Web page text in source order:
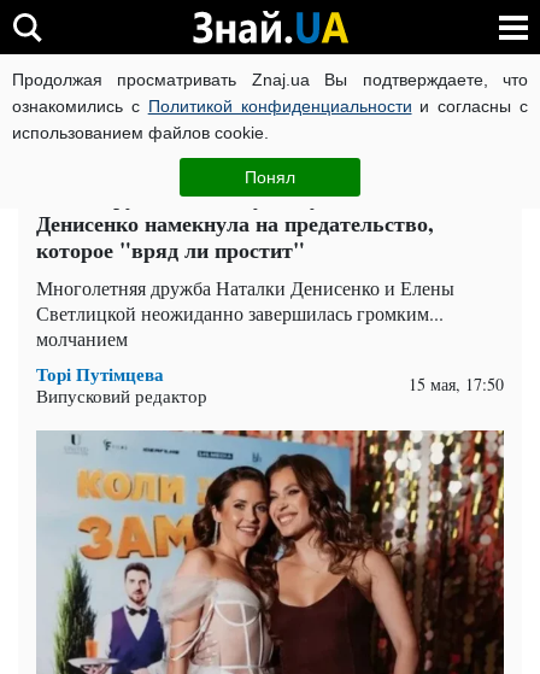
Продолжая просматривать Znaj.ua Вы подтверждаете, что
ознакомились с Политикой конфиденциальности и согласны с
использованием файлов cookie.
Понял
ВОЙНА РОССИИ ПРОТИВ УКРАИНЫ КОРОНАВИРУС В
Шоу-бизнес ЧИТАТИ УКРАЇНСЬКОЮ
18 лет дружбы - в никуда: кума Наталки
Денисенко намекнула на предательство,
которое "вряд ли простит"
Многолетняя дружба Наталки Денисенко и Елены
Светлицкой неожиданно завершилась громким...
молчанием
Торі Путімцева
Випусковий редактор 15 мая, 17:50